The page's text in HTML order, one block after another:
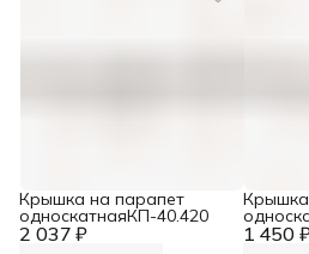
2 037 ₽
Крышка на парапет
односкатнаяКП-40.420
1 450